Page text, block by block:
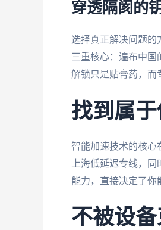
穿透隔阂的
选择真正解决问题的
三重核心：遍布中
解锁只是贴膏药，而
找到属
智能加速技术的核心
上海低延迟专线，
能力，直接决定了你
不被设